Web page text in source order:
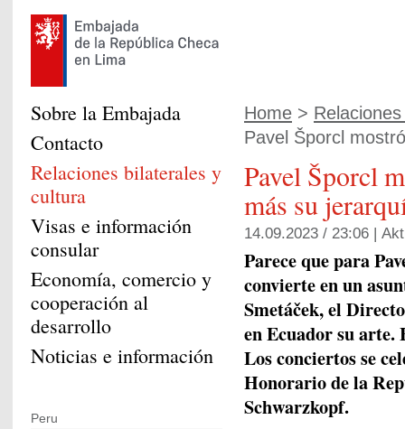
Home >
Pavel Šporcl
Pavel Šporcl
más su
14.09.2023 / 23:06 |
Parece que para
convierte en un
Smetáček, el
en Ecuador su arte.
Los conciertos se
Honorario de la
Schwarzkopf.
Sobre la Embajada
Contacto
Relaciones bilaterales y
cultura
Visas e información
consular
Economía, comercio y
cooperación al
desarrollo
Noticias e información
Peru